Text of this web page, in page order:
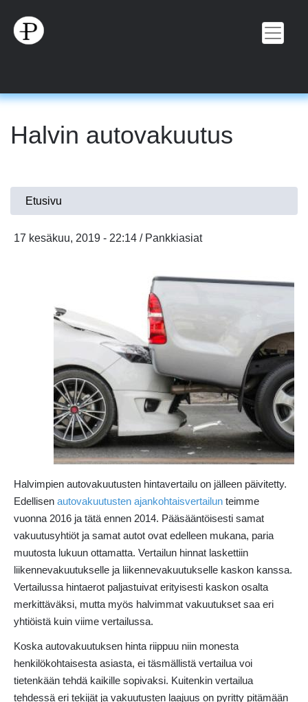
pääsisältöön
Halvin autovakuutus
Olet
täällä
Etusivu
17 kesäkuu, 2019 - 22:14 / Pankkiasiat
Halvimpien autovakuutusten hintavertailu on jälleen päivitetty.
Edellisen autovakuutusten ajankohtaisvertailun teimme
vuonna 2016 ja tätä ennen 2014. Pääsääntöisesti samat
vakuutusyhtiöt ja samat autot ovat edelleen mukana, paria
muutosta lukuun ottamatta. Vertailun hinnat laskettiin
liikennevakuutukselle ja liikennevakuutukselle kaskon kanssa.
Vertailussa hintaerot paljastuivat erityisesti kaskon osalta
merkittäväksi, mutta myös halvimmat vakuutukset saa eri
yhtiöistä kuin viime vertailussa.
Koska autovakuutuksen hinta riippuu niin monesta
henkilökohtaisesta asiasta, ei täsmällistä vertailua voi
tietenkään tehdä kaikille sopivaksi. Kuitenkin vertailua
tehdessä eri tekijät ja vakuutusten laajuus on pyritty pitämään